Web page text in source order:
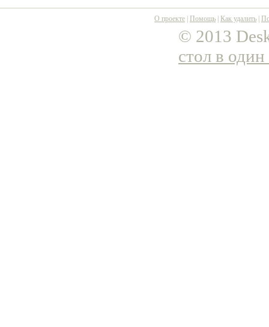
О проекте Помощь Как удалить
© 2013
стол в